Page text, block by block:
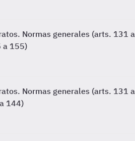
Normas generales (arts. 131 a
a 155)
Normas generales (arts. 131 a
144)